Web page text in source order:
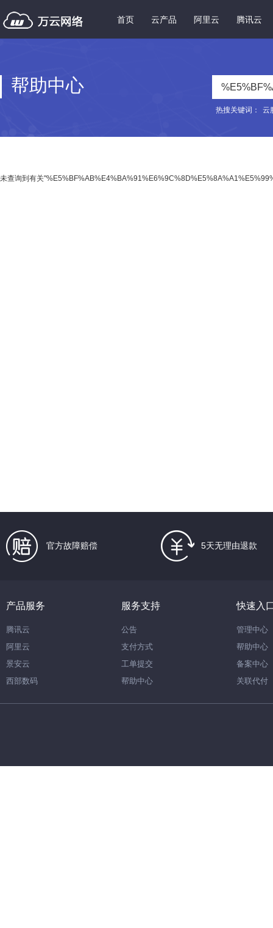
首页 云产品 阿里云 腾讯云
帮助中心
热搜关键词： 云
未查询到有关
官方故障赔偿 5天无理由退款
产品服务
腾讯云
阿里云
景安云
西部数码
服务支持
公告
支付方式
工单提交
帮助中心
快速入
管理中心
帮助中心
备案中心
关联代付